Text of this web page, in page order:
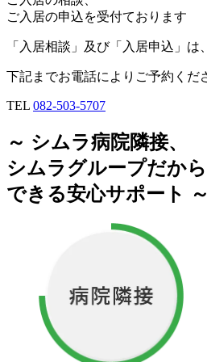
ご入居の申込を受付ております
「入居相談」及び「入居申込」
下記までお電話によりご予約くだ
TEL 082-503-5707
～ シムラ病院隣接、
シムラグループだから
できる安心サポート ～